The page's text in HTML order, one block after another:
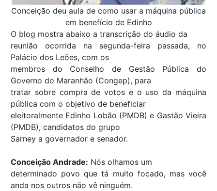
Conceição deu aula de como usar a máquina pública
em benefício de Edinho
O blog mostra abaixo a transcrição do áudio da
reunião ocorrida na segunda-feira passada, no
Palácio dos Leões, com os
membros do Conselho de Gestão Pública do
Governo do Maranhão (Congep), para
tratar sobre compra de votos e o uso da máquina
pública com o objetivo de beneficiar
eleitoralmente Edinho Lobão (PMDB) e Gastão Vieira
(PMDB), candidatos do grupo
Sarney a governador e senador.
Conceição Andrade: Nós olhamos um
determinado povo que tá muito focado, mas você
anda nos outros não vê ninguém.